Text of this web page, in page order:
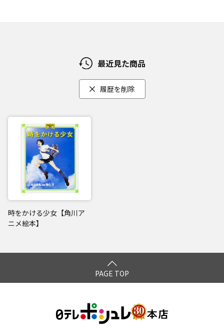
最近見た商品
履歴を削除
時をかける少女【角川ア
ニメ絵本】
PAGE TOP